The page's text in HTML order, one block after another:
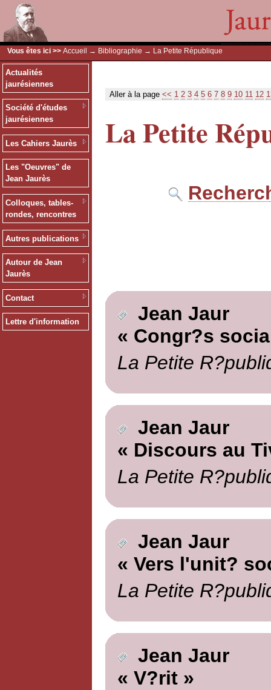
Vous êtes ici >> Accueil → Bibliographie → La Petite République
Actualités
jaurésiennes
Société d'études
jaurésiennes
Les Cahiers Jaurès
Les "Oeuvres" de
Jean Jaurès
Colloques, tables-
rondes, rencontres
Autres publications
Autour de Jean
Jaurès
Contact
Lettre d'information
Aller à la page << 1 2 3 4 5 6 7 8 9 10 11 12
La Petite
Jean Jaur
« Congr?s
La Petite
Jean Jaur
« Discours au
La Petite
Jean Jaur
« Vers l'unit?
La Petite
Jean Jaur
« V?rit »